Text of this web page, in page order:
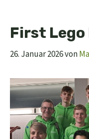
First Lego
26. Januar 2026von